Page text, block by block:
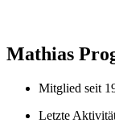
Mathias
Mitglied seit
Letzte